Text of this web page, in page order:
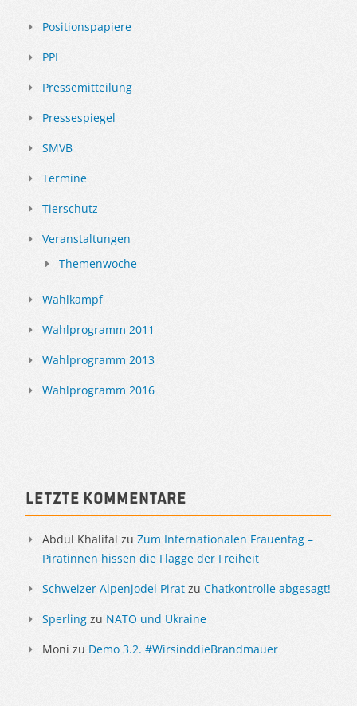
Positionspapiere
PPI
Pressemitteilung
Pressespiegel
SMVB
Termine
Tierschutz
Veranstaltungen
Themenwoche
Wahlkampf
Wahlprogramm 2011
Wahlprogramm 2013
Wahlprogramm 2016
Letzte Kommentare
Abdul Khalifal zu Zum Internationalen Frauentag –
Piratinnen hissen die Flagge der Freiheit
Schweizer Alpenjodel Pirat zu Chatkontrolle abgesagt!
Sperling zu NATO und Ukraine
Moni zu Demo 3.2. #WirsinddieBrandmauer